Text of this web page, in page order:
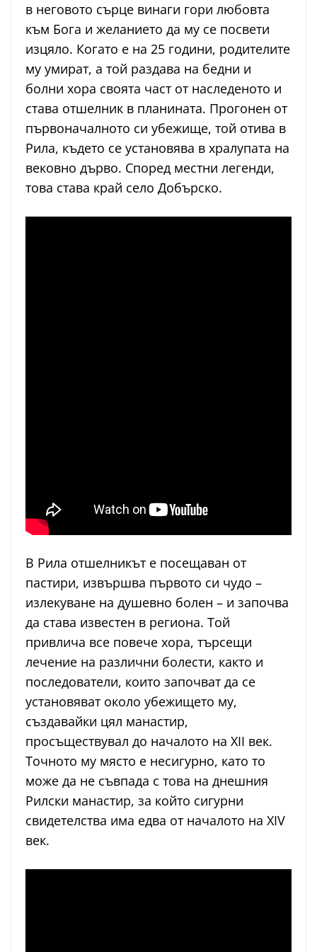
в неговото сърце винаги гори любовта
към Бога и желанието да му се посвети
изцяло. Когато е на 25 години, родителите
му умират, а той раздава на бедни и
болни хора своята част от наследеното и
става отшелник в планината. Прогонен от
първоначалното си убежище, той отива в
Рила, където се установява в хралупата на
вековно дърво. Според местни легенди,
това става край село Добърско.
В Рила отшелникът е посещаван от
пастири, извършва първото си чудо –
излекуване на душевно болен – и започва
да става известен в региона. Той
привлича все повече хора, търсещи
лечение на различни болести, както и
последователи, които започват да се
установяват около убежището му,
създавайки цял манастир,
просъществувал до началото на XII век.
Точното му място е несигурно, като то
може да не съвпада с това на днешния
Рилски манастир, за който сигурни
свидетелства има едва от началото на XIV
век.